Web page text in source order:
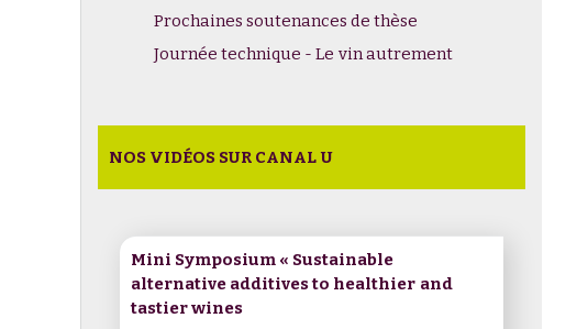
Prochaines soutenances de thèse
Journée technique - Le vin autrement
NOS VIDÉOS SUR CANAL U
Mini Symposium « Sustainable
alternative additives to healthier and
tastier wines